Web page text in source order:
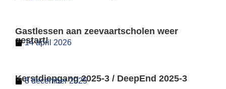
Gastlessen aan zeevaartscholen weer
gestart!
14 april 2026
Kerstdiepgang 2025-3 / DeepEnd 2025-3
8 december 2025